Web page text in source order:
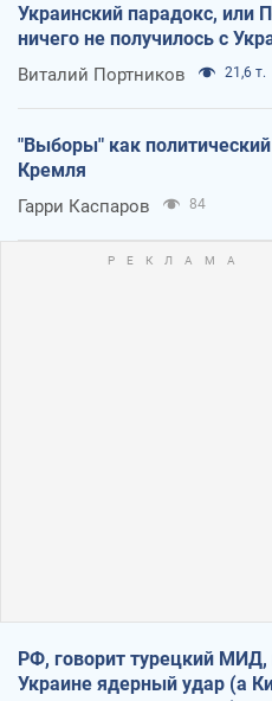
Украинский парадокс, или
ничего не получилось с
Виталий Портников 21,6 т.
"Выборы" как
Кремля
Гарри Каспаров 84
РФ, говорит турецкий МИД,
Украине ядерный удар (а